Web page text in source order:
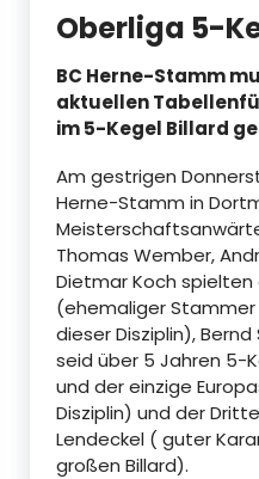
Oberliga 5-
BC Herne-Stamm
aktuellen
im 5-Kegel Billard
Am gestrigen
Herne-Stamm in
Thomas Wember,
Dietmar Koch spielten
(ehemaliger
dieser Disziplin),
seid über 5 Jahren 5-
und der einzige
Disziplin) und der
Lendeckel ( guter
großen Billard).